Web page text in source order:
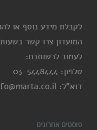
לקבלת מידע נוסף או
המועדון צרו קשר
לעמוד לרשותכם:
טלפון: 03-5448444
דוא"ל: info@marta.co.il
פוסטים אחרונים